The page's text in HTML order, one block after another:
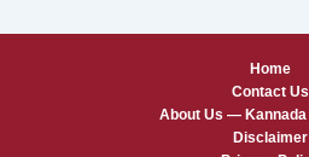
Home
Contact Us
About Us —
Disclaimer